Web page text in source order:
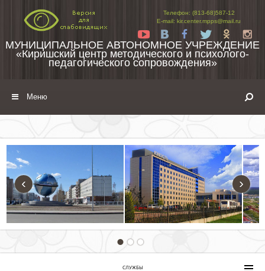
Телефон: (813-68)587-12
E-mail: kir.center.mpps@mail.ru
Yt
Tw
МУНИЦИПАЛЬНОЕ АВТОНОМНОЕ УЧРЕЖДЕНИЕ
«Киришский центр методического и психолого-
педагогического сопровождения»
Меню
‹ ›
СЛУЖБЫ